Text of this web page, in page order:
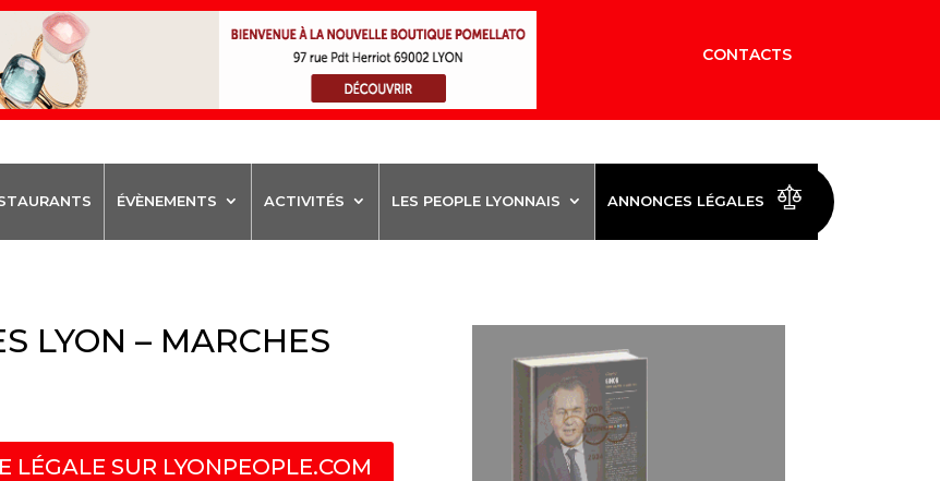
CONTACTS
ÉVÈNEMENTS ACTIVITÉS LES PEOPLE LYONNAIS ANNONCES LÉGALES
LYON – MARCHES
LÉGALE SUR LYONPEOPLE.COM